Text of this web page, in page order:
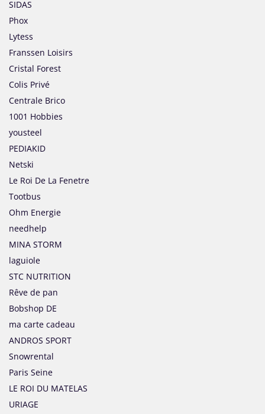
SIDAS
Phox
Lytess
Franssen Loisirs
Cristal Forest
Colis Privé
Centrale Brico
1001 Hobbies
yousteel
PEDIAKID
Netski
Le Roi De La Fenetre
Tootbus
Ohm Energie
needhelp
MINA STORM
laguiole
STC NUTRITION
Rêve de pan
Bobshop DE
ma carte cadeau
ANDROS SPORT
Snowrental
Paris Seine
LE ROI DU MATELAS
URIAGE